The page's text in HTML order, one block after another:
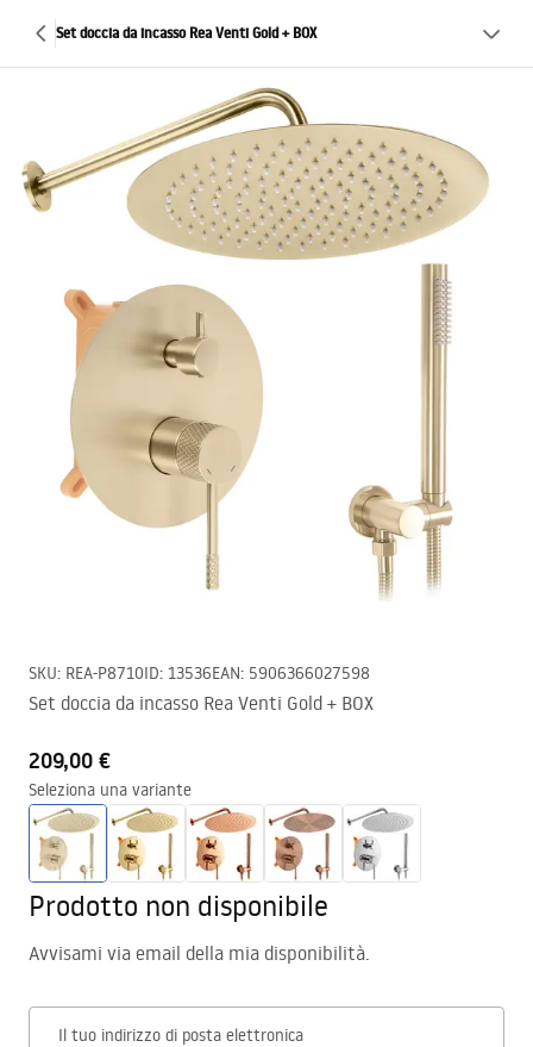
Set doccia da incasso Rea Venti Gold + BOX
SKU: REA-P8710ID: 13536EAN: 5906366027598
Set doccia da incasso Rea Venti Gold + BOX
209,00 €
Seleziona una variante
Prodotto non disponibile
Avvisami via email della mia disponibilità.
Il tuo indirizzo di posta elettronica